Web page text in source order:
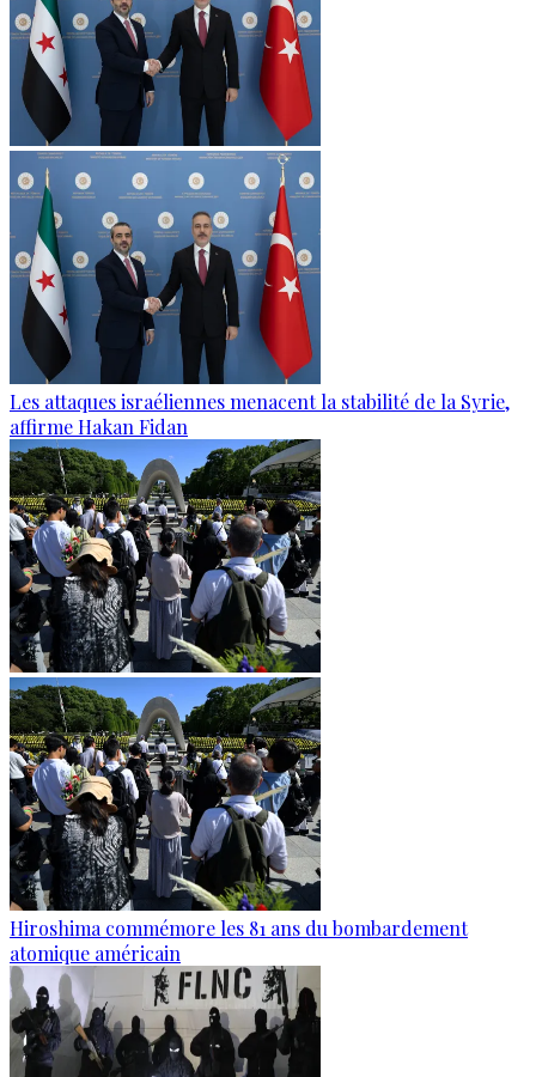
Les attaques israéliennes menacent la stabilité de la Syrie,
affirme Hakan Fidan
Hiroshima commémore les 81 ans du bombardement
atomique américain